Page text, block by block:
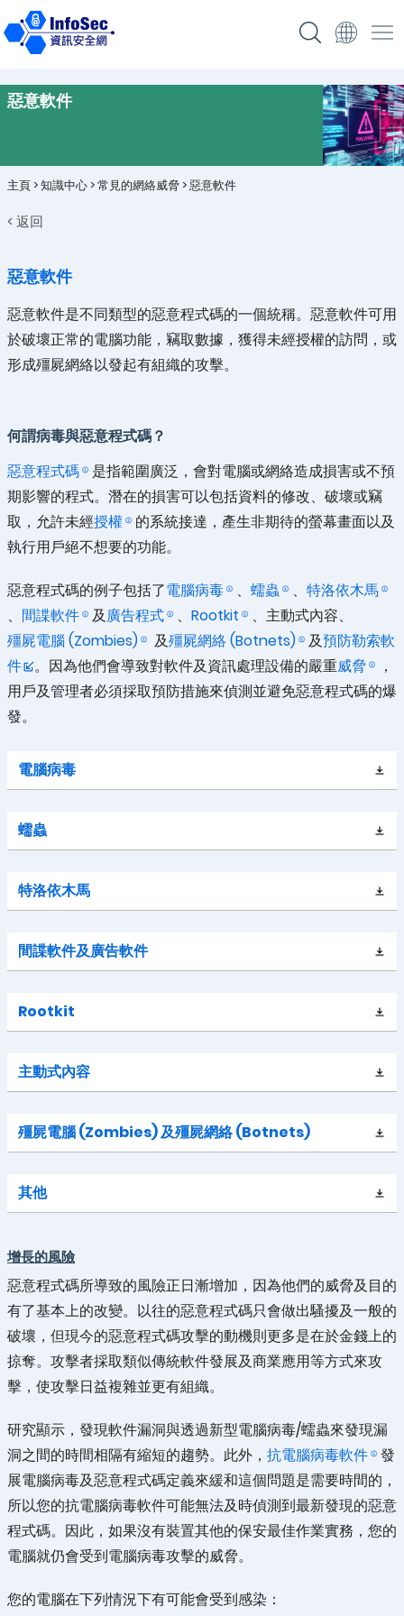
惡意軟件
主頁>知識中心>常見的網絡威脅>惡意軟件
< 返回
惡意軟件
惡意軟件是不同類型的惡意程式碼的一個統稱。惡意軟件可用
於破壞正常的電腦功能，竊取數據，獲得未經授權的訪問，或
形成殭屍網絡以發起有組織的攻擊。
何謂病毒與惡意程式碼？
惡意程式碼
是指範圍廣泛，會對電腦或網絡造成損害或不預
期影響的程式。潛在的損害可以包括資料的修改、破壞或竊
取，允許未經授權
的系統接達，產生非期待的螢幕畫面以及
執行用戶絕不想要的功能。
惡意程式碼的例子包括了電腦病毒 、 蠕蟲 、 特洛依木馬
、 間諜軟件 及廣告程式 、 Rootkit
、主動式內容、
殭屍電腦 (Zombies)
及殭屍網絡 (Botnets) 及預防勒索軟
件
。因為他們會導致對軟件及資訊處理設備的嚴重威脅
，
用戶及管理者必須採取預防措施來偵測並避免惡意程式碼的爆
發。
電腦病毒
蠕蟲
特洛依木馬
間諜軟件及廣告軟件
Rootkit
主動式內容
殭屍電腦 (Zombies) 及殭屍網絡 (Botnets)
其他
增長的風險
惡意程式碼所導致的風險正日漸增加，因為他們的威脅及目的
有了基本上的改變。以往的惡意程式碼只會做出騷擾及一般的
破壞，但現今的惡意程式碼攻擊的動機則更多是在於金錢上的
掠奪。攻擊者採取類似傳統軟件發展及商業應用等方式來攻
擊，使攻擊日益複雜並更有組織。
研究顯示，發現軟件漏洞與透過新型電腦病毒/蠕蟲來發現漏
洞之間的時間相隔有縮短的趨勢。此外， 抗電腦病毒軟件
發
展電腦病毒及惡意程式碼定義來緩和這個問題是需要時間的，
所以您的抗電腦病毒軟件可能無法及時偵測到最新發現的惡意
程式碼。因此，如果沒有裝置其他的保安最佳作業實務，您的
電腦就仍會受到電腦病毒攻擊的威脅。
您的電腦在下列情況下有可能會受到感染：